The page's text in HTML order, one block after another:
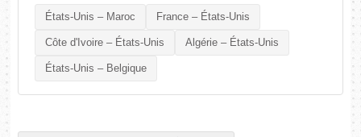
États-Unis – Maroc France – États-Unis
Côte d'Ivoire – États-Unis Algérie – États-Unis
États-Unis – Belgique